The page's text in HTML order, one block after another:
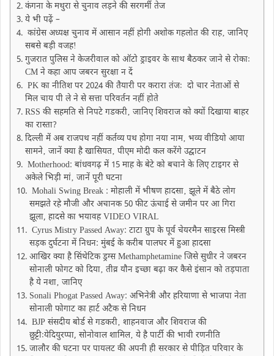
कंगना के मथुरा से चुनाव लड़ने की सरगर्मी तेज
ये भी पढ़ें –
कांग्रेस अध्यक्ष चुनाव में आसान नहीं होगी अशाेक गहलोत की राह‚ जानिए
सबसे बड़ी वजहǃ
गुजरात पुलिस ने केजरीवाल को ऑटो ड्राइवर के साथ बैठकर जाने से रोकाः
CM ने कहा आप जबरन सुरक्षा न दें
PK का नीतिश पर 2024 की तैयारी पर करारा तंजः दो चार नेताओं से
मिल चाय पी ले ने से सत्ता परिवर्तन नहीं होते
RSS की सहमति से निपटे गडकरी‚ जानिए शिवराज को क्यों दिखाया बाहर
का रास्ता?
दिल्ली में अब राजपथ नहीं कर्तव्य पथ होगा नया नाम‚ भव्य वीडियो आया
सामने‚ जानें क्या है खासियत‚ पीएम मोदी कल करेंगे उद्घाटन
Motherhood: बांधवगढ़ में 15 माह के बेटे को बचाने के लिए टाइगर से
अकेले भिड़ी मां‚ जानें पूरी घटना
Mohali Swing Break : मोहाली में भीषण हादसा‚ झूले में बैठे लोग
समझते रहे मौजी और अचानक 50 फीट ऊंचाई से जमीन पर आ गिरा
झूला, हादसे का भयावह VIDEO VIRAL
Cyrus Mistry Passed Away: टाटा ग्रुप के पूर्व चेयरमैन साइरस मिस्त्री
सड़क दुर्घटना में निधन: मुंबई के करीब पालघर में हुआ हादसा
आखिर क्या है सिंथेटिक ड्रग्स Methamphetamine जिसे सुधीर ने जबरन
सोनाली फोगट को दिया‚ तीव्र यौन इच्छा बढ़ा कर कैसे इंसान को तड़पाता
है ये नशा‚ जानिए
Sonali Phogat Passed Away: अभिनेत्री और हरियाणा से भाजपा नेता
सोनाली फोगाट का हार्ट अटैक से निधन
BJP संसदीय बोर्ड से गडकरी‚ शाहनवाज और शिवराज की
छुट्टीःयेदियुरप्पा, सोनोवाल शामिल‚ ये है पार्टी की भावी रणनीति
जालौर की घटना पर पायलट की अपनी ही सरकार से पीड़ित परिवार के